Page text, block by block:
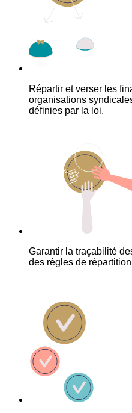
Répartir et verser les
organisations
définies par la loi.
Garantir la traçabilité
des règles de